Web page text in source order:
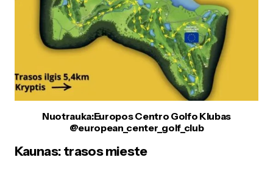
Nuotrauka:Europos Centro Golfo Klubas
@european_center_golf_club
Kaunas: trasos mieste